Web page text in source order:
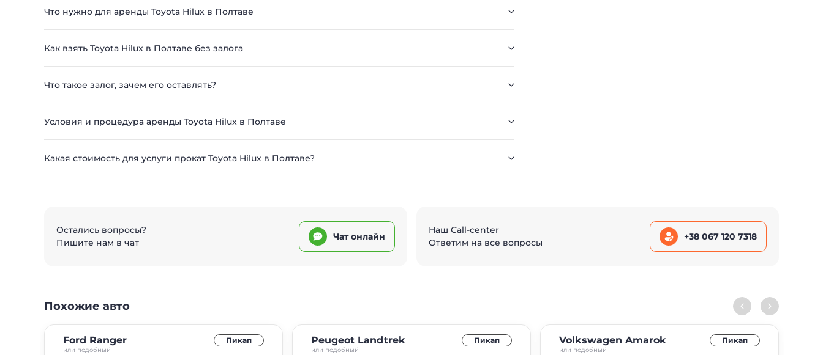
Что нужно для аренды Toyota Hilux в Полтаве
Как взять Toyota Hilux в Полтаве без залога
Что такое залог, зачем его оставлять?
Условия и процедура аренды Toyota Hilux в Полтаве
Какая стоимость для услуги прокат Toyota Hilux в Полтаве?
Остались вопросы?
Пишите нам в чат
Чат онлайн
Наш Call-center
Ответим на все вопросы
+38 067 120 7318
Похожие авто
Ford Ranger
или подобный
Пикап Peugeot Landtrek
или подобный
Пикап Volkswagen Amarok
или подобный
Пикап